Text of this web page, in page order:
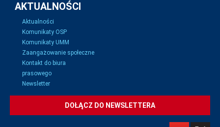
AKTUALNOŚCI
Aktualności
Komunikaty OSP
Komunikaty UMM
Zaangażowanie społeczne
Kontakt do biura
prasowego
Newsletter
DOŁĄCZ DO NEWSLETTERA